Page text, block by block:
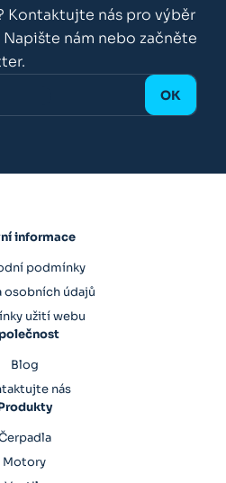
Kontaktujte nás pro výběr
nám nebo začněte
informace
podmínky
osobních údajů
užití webu
Blog
nás
Motory